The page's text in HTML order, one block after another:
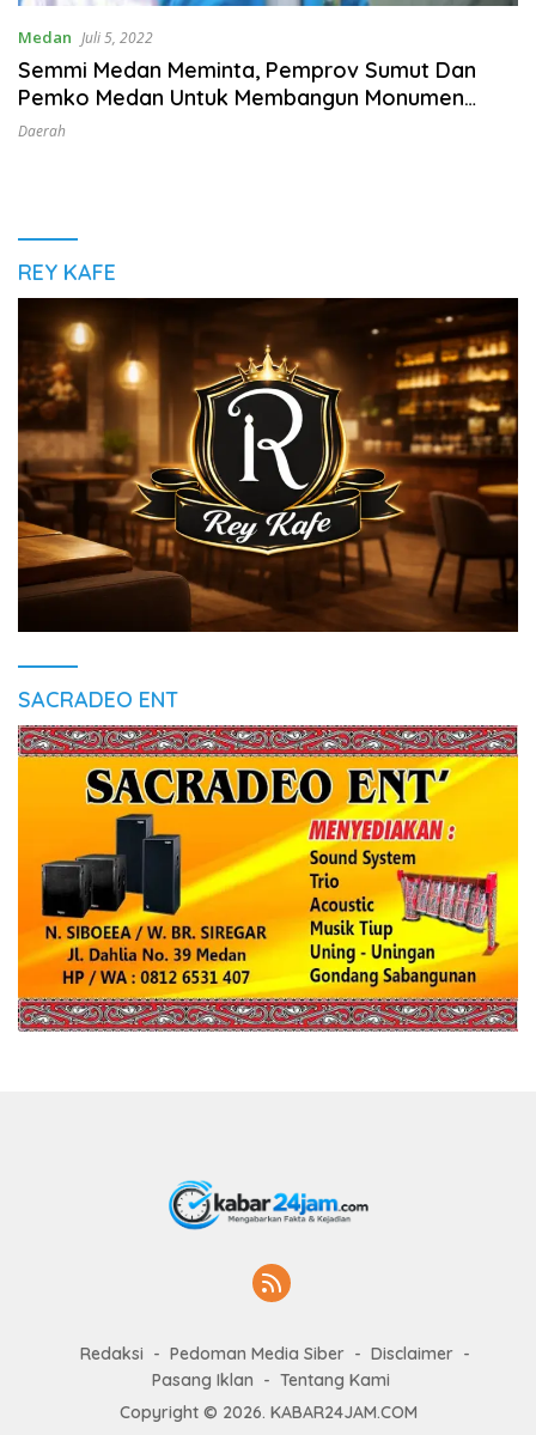
Medan Juli 5, 2022
Semmi Medan Meminta, Pemprov Sumut Dan
Pemko Medan Untuk Membangun Monumen
Kesultanan Deli
Daerah
REY KAFE
SACRADEO ENT
Redaksi Pedoman Media Siber
Disclaimer
Pasang Iklan
Tentang Kami
Copyright © 2026. KABAR24JAM.COM